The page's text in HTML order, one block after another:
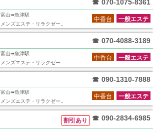
☎ 070-1075-8361
富山➠魚津駅
メンズエステ・リラクゼー..
一般エステ
中香台
☎ 070-4088-3189
富山➠魚津駅
メンズエステ・リラクゼー..
一般エステ
中香台
☎ 090-1310-7888
富山➠魚津駅
メンズエステ・リラクゼー..
一般エステ
中香台
☎ 090-2834-6985
割引あり